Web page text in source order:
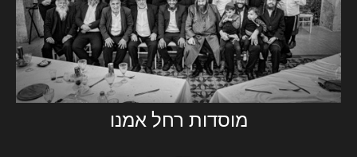
מוסדות רחל אמנו